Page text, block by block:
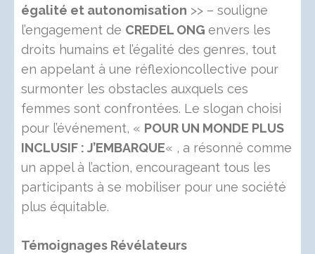
égalité et autonomisation >> – souligne
l’engagement de CREDEL ONG envers les
droits humains et l’égalité des genres, tout
en appelant à une réflexioncollective pour
surmonter les obstacles auxquels ces
femmes sont confrontées. Le slogan choisi
pour l’événement, « POUR UN MONDE PLUS
INCLUSIF : J’EMBARQUE« , a résonné comme
un appel à l’action, encourageant tous les
participants à se mobiliser pour une société
plus équitable.
Témoignages Révélateurs